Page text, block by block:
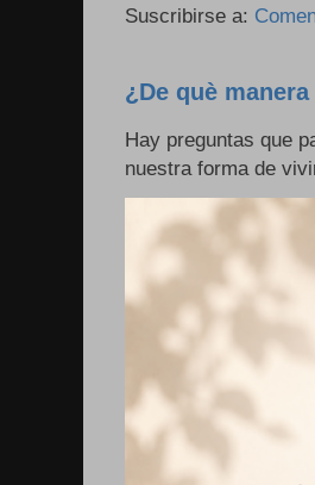
Suscribirse a:
¿De què
Hay preguntas que
nuestra forma de